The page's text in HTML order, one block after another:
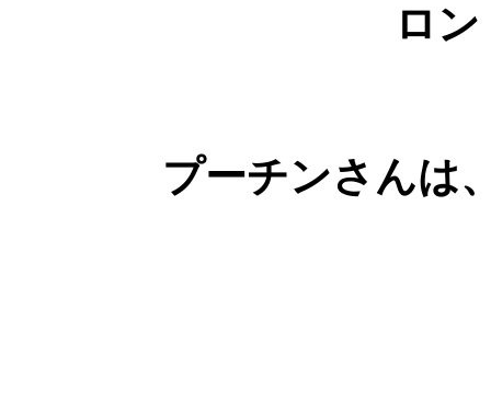
ロ
プーチンさんは